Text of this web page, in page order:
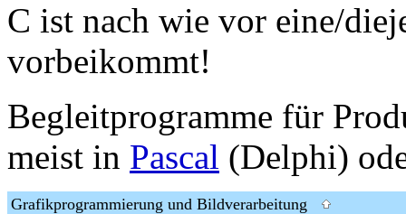
C ist nach wie vor eine/
vorbeikommt!
Begleitprogramme für
meist in Pascal (Delphi)
Grafikprogrammierung und Bildverarbeitung